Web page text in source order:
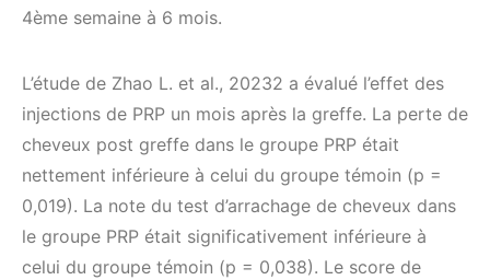
4ème semaine à 6 mois.
L’étude de Zhao L. et al., 20232 a évalué l’effet des
injections de PRP un mois après la greffe. La perte de
cheveux post greffe dans le groupe PRP était
nettement inférieure à celui du groupe témoin (p =
0,019). La note du test d’arrachage de cheveux dans
le groupe PRP était significativement inférieure à
celui du groupe témoin (p = 0,038). Le score de